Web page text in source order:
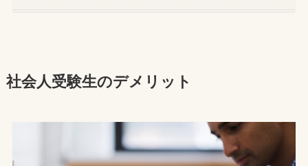
社会人受験生のデメリット